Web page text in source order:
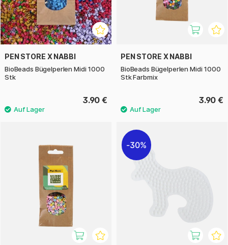
PEN STORE X NABBI
BioBeads Bügelperlen Midi 1000
Stk
3.90 €
PEN STORE X NABBI
BioBeads Bügelperlen Midi 1000
Stk Farbmix
3.90 €
30%